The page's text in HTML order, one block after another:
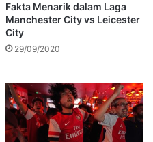
Fakta Menarik dalam Laga
Manchester City vs Leicester
City
29/09/2020